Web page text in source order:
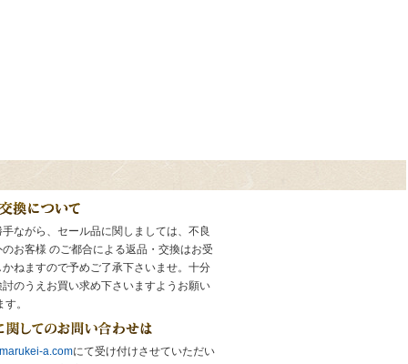
手ながら、セール品に関しましては、不良
のお客様 のご都合による返品・交換はお受
かねますので予めご了承下さいませ。十分
討のうえお買い求め下さいますようお願い
。
a.comにて受け付けさせていただい